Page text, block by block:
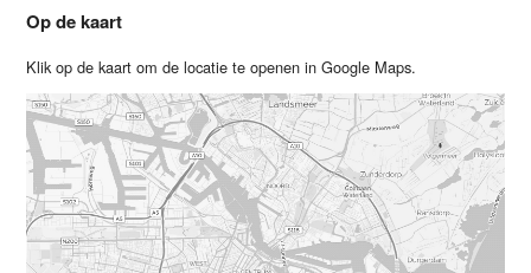
Op de kaart
Klik op de kaart om de locatie te openen in Google Maps.